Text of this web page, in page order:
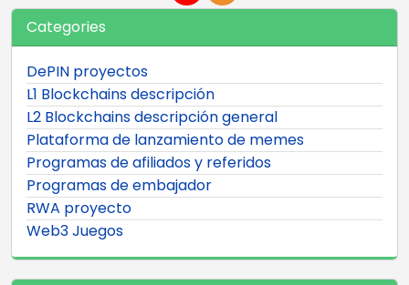
Categories
DePIN proyectos
L1 Blockchains descripción
L2 Blockchains descripción general
Plataforma de lanzamiento de memes
Programas de afiliados y referidos
Programas de embajador
RWA proyecto
Web3 Juegos